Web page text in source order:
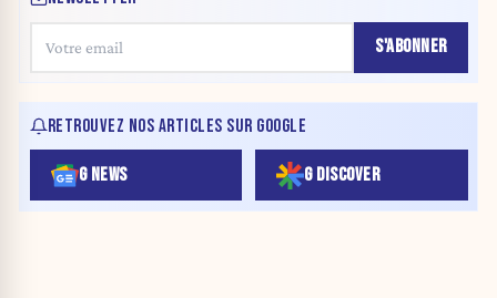
S'ABONNER
RETROUVEZ NOS ARTICLES SUR GOOGLE
G NEWS G DISCOVER